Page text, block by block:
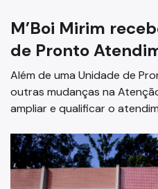
M’Boi Mirim
de Pronto
Além de uma Unidade de
outras mudanças na
ampliar e qualificar o